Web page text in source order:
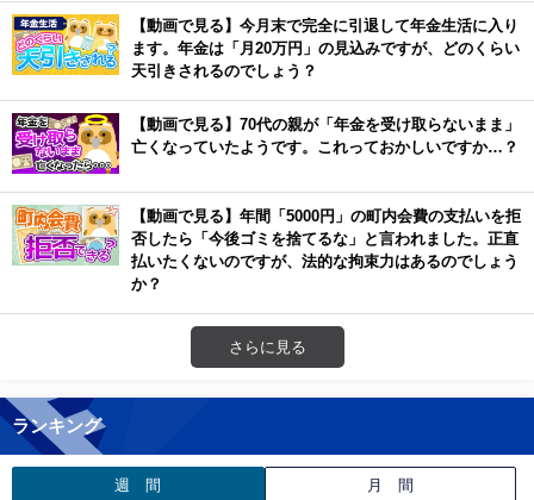
【動画で見る】今月末で完全に引退して年金生活に入り
ます。年金は「月20万円」の見込みですが、どのくらい
天引きされるのでしょう？
【動画で見る】70代の親が「年金を受け取らないまま」
亡くなっていたようです。これっておかしいですか…？
【動画で見る】年間「5000円」の町内会費の支払いを拒
否したら「今後ゴミを捨てるな」と言われました。正直
払いたくないのですが、法的な拘束力はあるのでしょう
か？
さらに見る
ランキング
週 間 月 間